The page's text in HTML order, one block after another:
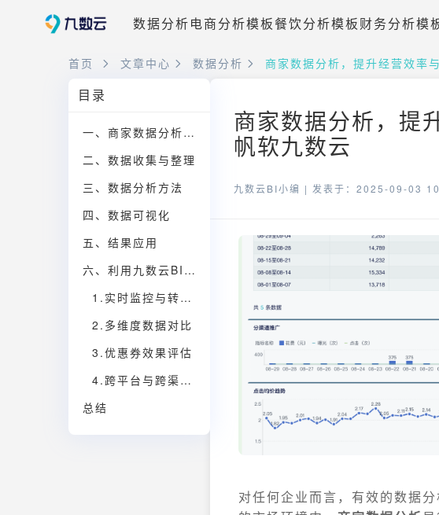
数据分析电商分析模板餐饮分析模板财务分析模
首页 文章中心 数据分析 商家数据分析，提升经营效率
目录
一、商家数据分析关键指标的选择与解读
二、数据收集与整理
三、数据分析方法
四、数据可视化
五、结果应用
六、利用九数云BI提升商家数据分析效率
1.实时监控与转化漏斗分析
2.多维度数据对比
3.优惠券效果评估
4.跨平台与跨渠道分析
总结
商家数据分析，提
帆软九数云
九数云BI小编 | 发表于：2025-09-03
对任何企业而言，有效的数据